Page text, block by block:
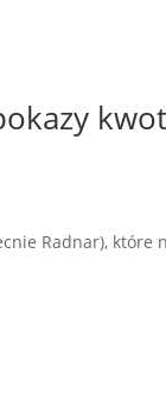
Radnar), które